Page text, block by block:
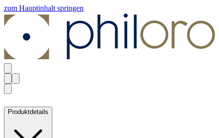
zum Hauptinhalt springen
Produktdetails